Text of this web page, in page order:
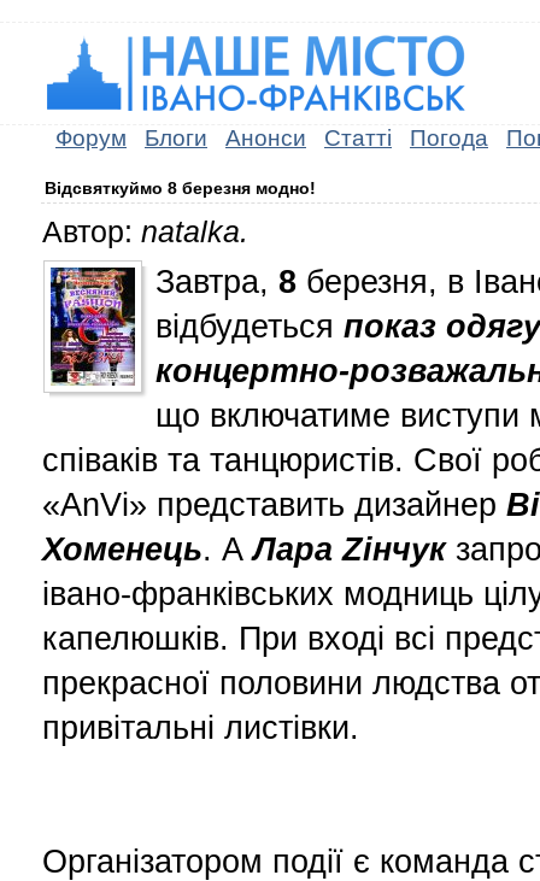
Форум Блоги Анонси Статті Погода
Відсвяткуймо 8 березня модно!
Автор: natalka.
Завтра, 8 березня, в
відбудеться показ
концертно-
що включатиме виступи
співаків та танцюристів. Свої
«AnVi» представить дизайнер
Хоменець. АЛара Zінчук
івано-франківських модниць
капелюшків. При вході всі
прекрасної половини людства
привітальні листівки.
Організатором події є команда